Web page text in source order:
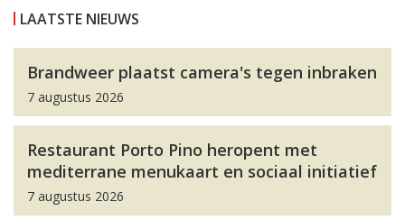
LAATSTE NIEUWS
Brandweer plaatst camera's tegen inbraken
7 augustus 2026
Restaurant Porto Pino heropent met
mediterrane menukaart en sociaal initiatief
7 augustus 2026